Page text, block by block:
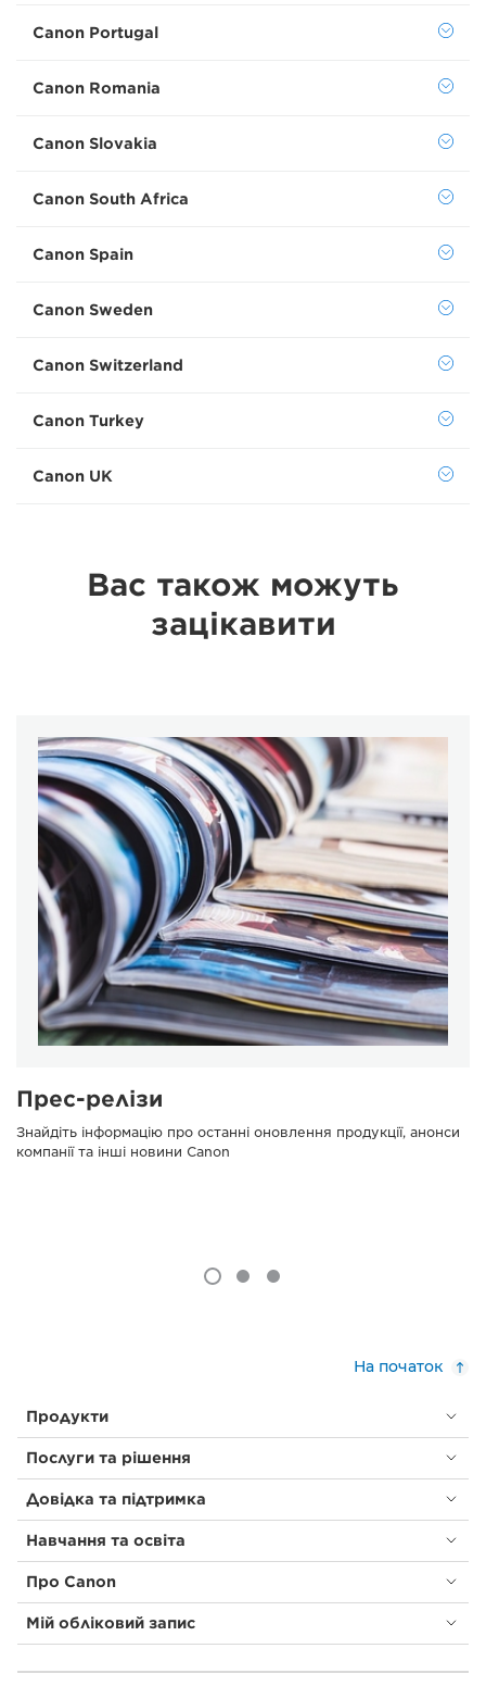
Canon Portugal
Canon Romania
Canon Slovakia
Canon South Africa
Canon Spain
Canon Sweden
Canon Switzerland
Canon Turkey
Canon UK
Вас також можуть
зацікавити
Прес-релізи
Знайдіть інформацію про останні оновлення продукції, анонси
компанії та інші новини Canon
На початок
Продукти
Послуги та рішення
Довідка та підтримка
Навчання та освіта
Про Canon
Мій обліковий запис